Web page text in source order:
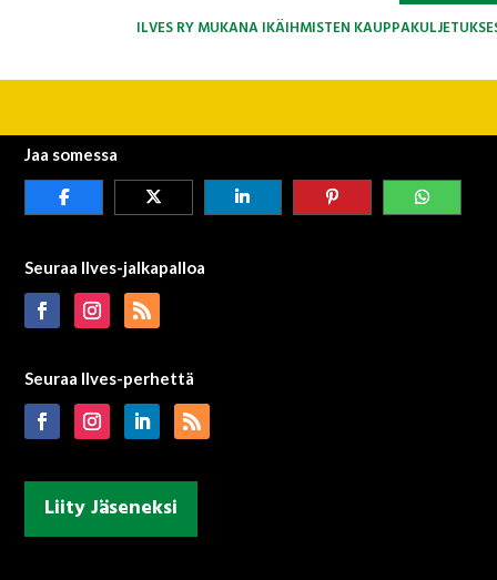
ILVES RY MUKANA IKÄIHMISTEN
Jaa somessa
Seuraa Ilves-jalkapalloa
Seuraa Ilves-perhettä
Liity Jäseneksi